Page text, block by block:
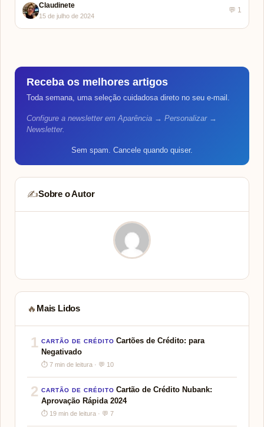
Claudinete
15 de julho de 2024
💬 1
Receba os melhores artigos
Toda semana, uma seleção cuidadosa direto no seu e-mail.
Configure a newsletter em Aparência → Personalizar →
Newsletter.
Sem spam. Cancele quando quiser.
✍️Sobre o Autor
🔥 Mais Lidos
1 CARTÃO DE CRÉDITO Cartões de Crédito: para
Negativado
⏱ 7 min de leitura · 💬 10
2 CARTÃO DE CRÉDITO Cartão de Crédito Nubank:
Aprovação Rápida 2024
⏱ 19 min de leitura · 💬 7